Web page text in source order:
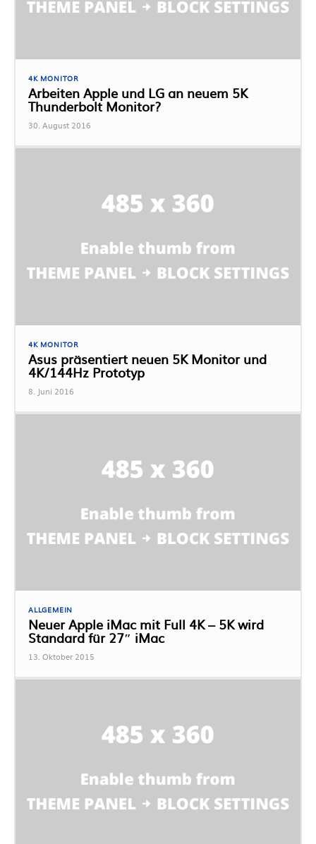
4K MONITOR
Arbeiten Apple und LG an neuem 5K
Thunderbolt Monitor?
30. August 2016
4K MONITOR
Asus präsentiert neuen 5K Monitor und
4K/144Hz Prototyp
8. Juni 2016
ALLGEMEIN
Neuer Apple iMac mit Full 4K – 5K wird
Standard für 27″ iMac
13. Oktober 2015